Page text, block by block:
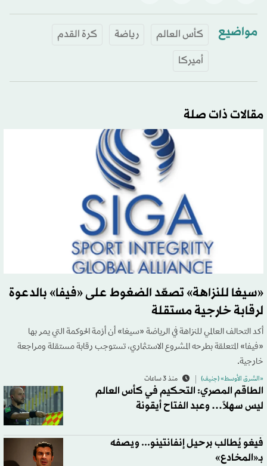
مواضيع كأس العالم رياضة
كرة القدم
أميركا
مقالات ذات صلة
«سيغا للنزاهة» تصعّد الضغوط على «فيفا» بالدعوة
لرقابة خارجية مستقلة
أكد التحالف العالمي للنزاهة في الرياضة «سيغا» أن أزمة الحوكمة التي يمر بها
«فيفا» المتعلقة بطرحه المشروع الاستثماري، تستوجب رقابة مستقلة ومراجعة
خارجية.
«الشرق الأوسط» (جنيف) منذ 3 ساعات
الطاقم المصري: التحكيم في كأس العالم
ليس سهلاً… وعبد الفتاح أيقونة
فيغو يُطالب برحيل إنفانتينو... ويصفه
بـ«المخادع»